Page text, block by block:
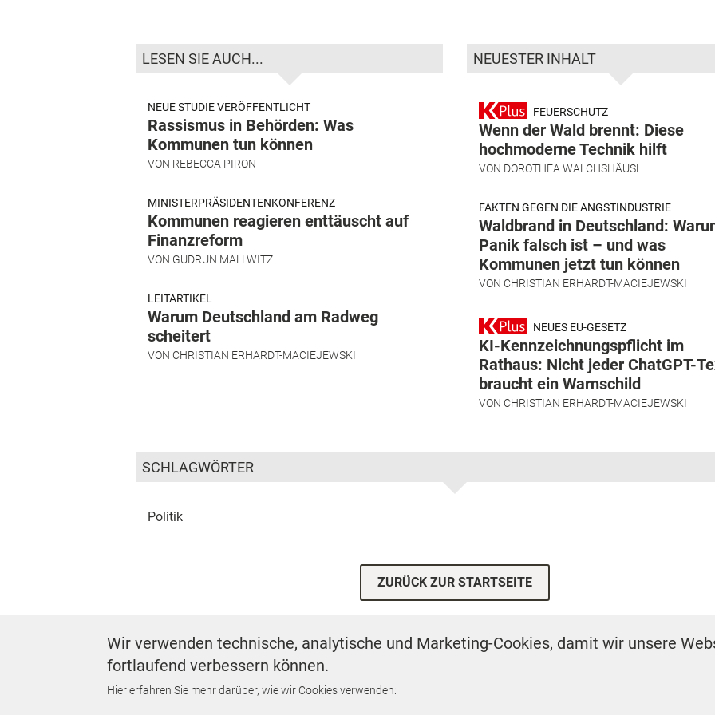
LESEN SIE AUCH...
NEUE STUDIE VERÖFFENTLICHT
Rassismus in Behörden: Was
Kommunen tun können
VON REBECCA PIRON
MINISTERPRÄSIDENTENKONFERENZ
Kommunen reagieren enttäuscht auf
Finanzreform
VON GUDRUN MALLWITZ
LEITARTIKEL
Warum Deutschland am Radweg
scheitert
VON CHRISTIAN ERHARDT-MACIEJEWSKI
NEUESTER INHALT
FEUERSCHUTZ
Wenn der Wald brennt: Diese
hochmoderne Technik hilft
VON DOROTHEA WALCHSHÄUSL
FAKTEN GEGEN DIE ANGSTINDUSTRIE
Waldbrand in Deutschland:
Panik falsch ist – und was
Kommunen jetzt tun können
VON CHRISTIAN ERHARDT-MACIEJEWSKI
NEUES EU-GESETZ
KI-Kennzeichnungspflicht im
Rathaus: Nicht jeder ChatGPT-
braucht ein Warnschild
VON CHRISTIAN ERHARDT-MACIEJEWSKI
SCHLAGWÖRTER
Politik
ZURÜCK ZUR STARTSEITE
Footer First Navigation
LESERSERVICE AGB DATENSCHUTZ IMPRESSUM
Wir verwenden technische, analytische und Marketing-Cookies, damit wir unsere
fortlaufend verbessern können.
Hier erfahren Sie mehr darüber, wie wir Cookies verwenden: